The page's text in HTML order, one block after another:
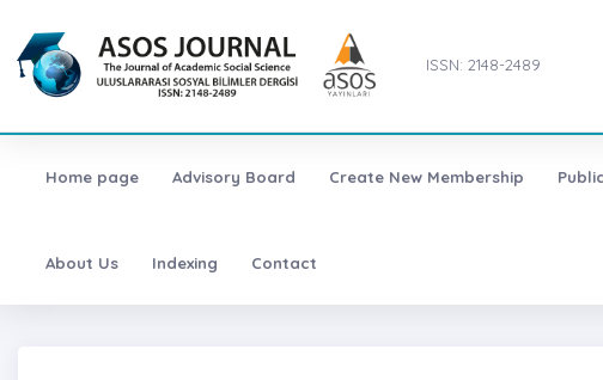
ISSN: 2148-2489
Home page Advisory Board Create New Membership
About Us Indexing Contact